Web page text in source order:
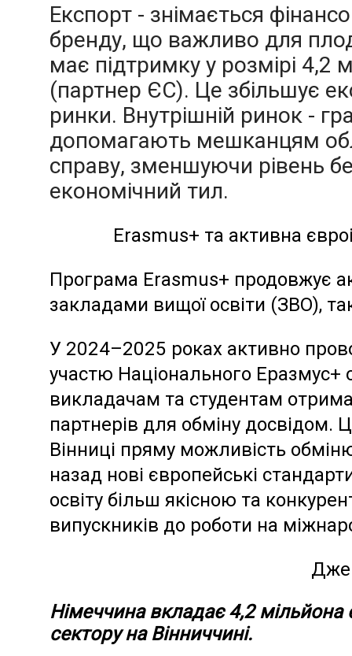
Експорт - знімається
бренду, що важливо для
має підтримку у розмірі 4,2
(партнер ЄС). Це збільшує
ринки. Внутрішній ринок -
допомагають мешканцям
справу, зменшуючи рівень
економічний тил.
Erasmus+ та активна
Програма Erasmus+ продовжує
закладами вищої освіти (ЗВО),
У 2024–2025 роках активно
участю Національного Еразмус+
викладачам та студентам
партнерів для обміну досвідом.
Вінниці пряму можливість
назад нові європейські
освіту більш якісною та
випускників до роботи на
Німеччина вкладає 4,2
сектору на Вінниччині.